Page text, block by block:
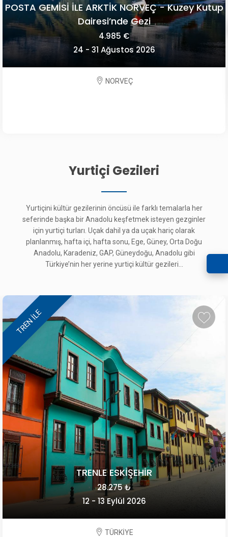
POSTA GEMİSİ İLE ARKTİK NORVEÇ - Kuzey Kutup
Dairesi’nde Gezi
4.985 €
24 - 31 Ağustos 2026
NORVEÇ
Yurtiçi Gezileri
Yurtiçini kültür gezilerinin öncüsü ile farklı temalarla her
seferinde başka bir Anadolu keşfetmek isteyen gezginler
için yurtiçi turları. Uçak dahil ya da uçak hariç olarak
planlanmış, hafta içi, hafta sonu, Ege, Güney, Orta Doğu
Anadolu, Karadeniz, GAP, Güneydoğu, Anadolu gibi
Türkiye’nin her yerine yurtiçi kültür gezileri...
TREN ILE
TRENLE ESKİŞEHİR
28.275 ₺
12 - 13 Eylül 2026
TÜRKİYE